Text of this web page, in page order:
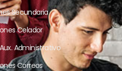
Secundaria
Celador
Administrativo
Correos